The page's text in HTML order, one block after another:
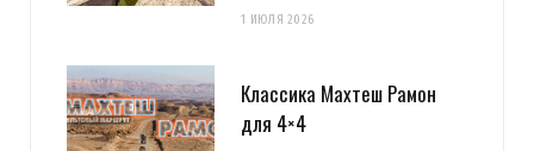
1 ИЮЛЯ 2026
Классика Махтеш Рамон
для 4×4